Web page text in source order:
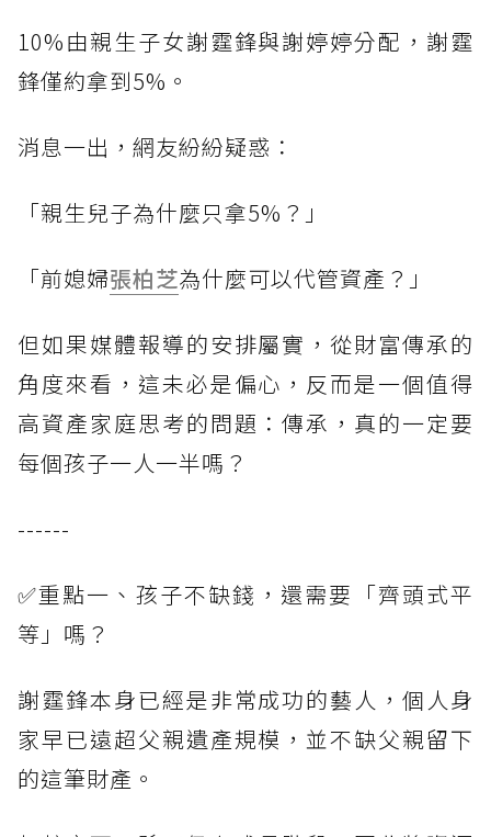
10%由親生子女謝霆鋒與謝婷婷分配，謝霆
鋒僅約拿到5%。
消息一出，網友紛紛疑惑：
「親生兒子為什麼只拿5%？」
「前媳婦張柏芝為什麼可以代管資產？」
但如果媒體報導的安排屬實，從財富傳承的
角度來看，這未必是偏心，反而是一個值得
高資產家庭思考的問題：傳承，真的一定要
每個孩子一人一半嗎？
------
✅重點一、孩子不缺錢，還需要「齊頭式平
等」嗎？
謝霆鋒本身已經是非常成功的藝人，個人身
家早已遠超父親遺產規模，並不缺父親留下
的這筆財產。